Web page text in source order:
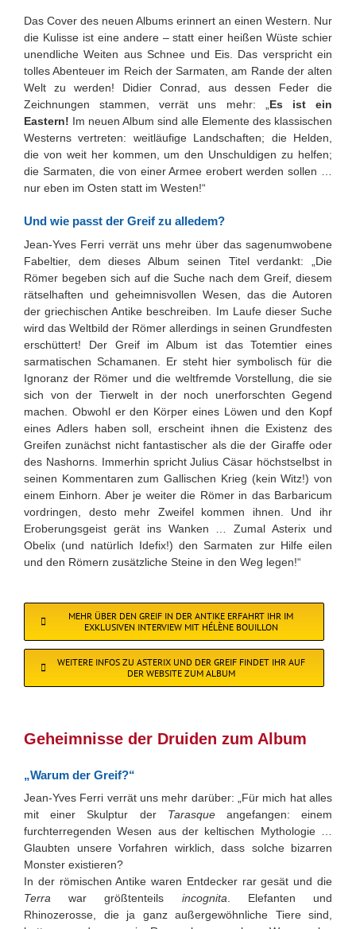
Das Cover des neuen Albums erinnert an einen Western. Nur
die Kulisse ist eine andere – statt einer heißen Wüste schier
unendliche Weiten aus Schnee und Eis. Das verspricht ein
tolles Abenteuer im Reich der Sarmaten, am Rande der alten
Welt zu werden! Didier Conrad, aus dessen Feder die
Zeichnungen stammen, verrät uns mehr: „Es ist ein
Eastern! Im neuen Album sind alle Elemente des klassischen
Westerns vertreten: weitläufige Landschaften; die Helden,
die von weit her kommen, um den Unschuldigen zu helfen;
die Sarmaten, die von einer Armee erobert werden sollen …
nur eben im Osten statt im Westen!“
Und wie passt der Greif zu alledem?
Jean-Yves Ferri verrät uns mehr über das sagenumwobene
Fabeltier, dem dieses Album seinen Titel verdankt: „Die
Römer begeben sich auf die Suche nach dem Greif, diesem
rätselhaften und geheimnisvollen Wesen, das die Autoren
der griechischen Antike beschreiben. Im Laufe dieser Suche
wird das Weltbild der Römer allerdings in seinen Grundfesten
erschüttert! Der Greif im Album ist das Totemtier eines
sarmatischen Schamanen. Er steht hier symbolisch für die
Ignoranz der Römer und die weltfremde Vorstellung, die sie
sich von der Tierwelt in der noch unerforschten Gegend
machen. Obwohl er den Körper eines Löwen und den Kopf
eines Adlers haben soll, erscheint ihnen die Existenz des
Greifen zunächst nicht fantastischer als die der Giraffe oder
des Nashorns. Immerhin spricht Julius Cäsar höchstselbst in
seinen Kommentaren zum Gallischen Krieg (kein Witz!) von
einem Einhorn. Aber je weiter die Römer in das Barbaricum
vordringen, desto mehr Zweifel kommen ihnen. Und ihr
Eroberungsgeist gerät ins Wanken … Zumal Asterix und
Obelix (und natürlich Idefix!) den Sarmaten zur Hilfe eilen
und den Römern zusätzliche Steine in den Weg legen!“
MEHR ÜBER DEN GREIF IN DER ANTIKE ERFAHRT IHR IM
EXKLUSIVEN INTERVIEW MIT HÉLÈNE BOUILLON
WEITERE INFOS ZU ASTERIX UND DER GREIF FINDET IHR AUF
DER WEBSITE ZUM ALBUM
Geheimnisse der Druiden zum Album
„Warum der Greif?“
Jean-Yves Ferri verrät uns mehr darüber: „Für mich hat alles
mit einer Skulptur der Tarasqueangefangen: einem
furchterregenden Wesen aus der keltischen Mythologie …
Glaubten unsere Vorfahren wirklich, dass solche bizarren
Monster existieren?
In der römischen Antike waren Entdecker rar gesät und die
Terra war größtenteils incognita. Elefanten und
Rhinozerosse, die ja ganz außergewöhnliche Tiere sind,